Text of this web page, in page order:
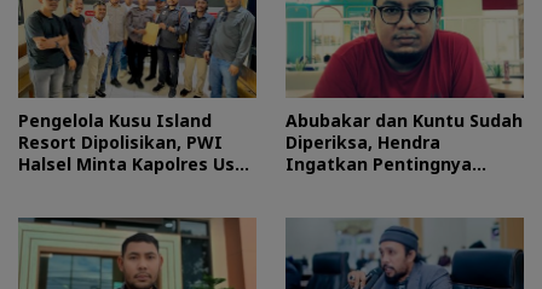
Pengelola Kusu Island
Resort Dipolisikan, PWI
Halsel Minta Kapolres Usut
Abubakar dan Kuntu Sudah
Diperiksa, Hendra
Ingatkan Pentingnya